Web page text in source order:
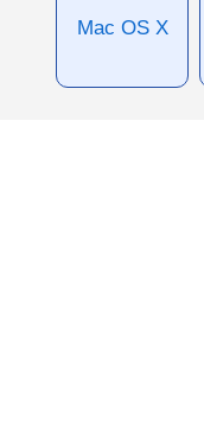
Mac OS X